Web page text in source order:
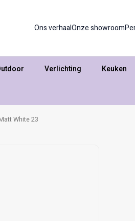
Ons verhaalOnze showroom
Verlichting Keuken
White 23